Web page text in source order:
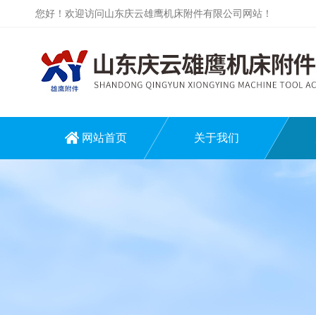
您好！欢迎访问山东庆云雄鹰机床附件有限公司网站！
网站首页 关于我们